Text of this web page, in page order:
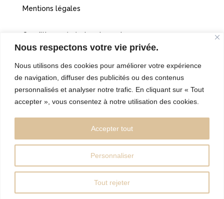
Nous respectons votre vie privée.
Nous utilisons des cookies pour améliorer votre expérience
de navigation, diffuser des publicités ou des contenus
personnalisés et analyser notre trafic. En cliquant sur « Tout
accepter », vous consentez à notre utilisation des cookies.
Personnaliser
Tout rejeter
Accepter tout
Mentions légales
Conditions générales de vente
Politiques de confidentialité
Cookies
Réalisé par l’Agence Web: